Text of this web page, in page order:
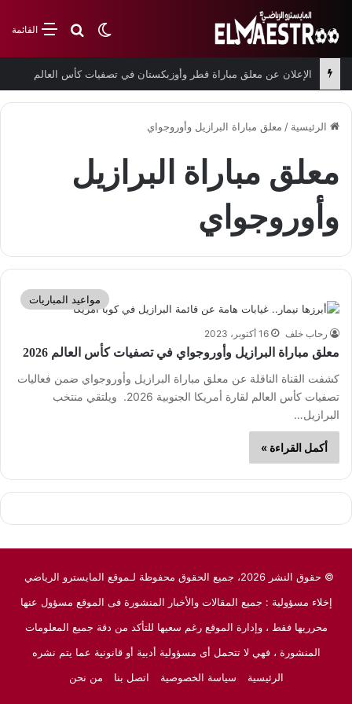
القائمةبحث عن
الوضع المظلم
الإعلان عن معلق مباراة قطر وأوزبكستان في تصفيات كأس العالم
الرئيسية / معلق مباراة البرازيل وأوروجواي
معلق مباراة البرازيل
وأوروجواي
مواعيد المباريات
رحاب خلف 16 أكتوبر، 2023
معلق مباراة البرازيل وأوروجواي في تصفيات كأس العالم 2026
كشفت القناة الناقلة عن معلق مباراة البرازيل وأوروجواي ضمن فعاليات
تصفيات كأس العالم لقارة أمريكا الجنوبية 2026. ويلتقي منتخب
البرازيل…
أكمل القراءة »
© حقوق النشر 2026، جميع الحقوق محفوظة لـموقع المايسترو الرياضي
إخلاء مسؤولية : جميع المقالات والأخبار المنشورة فى الموقع مسؤول عنها
محرريها فقط ، وإدارة الموقع رغم سعيها للتأكد من دقة جميع المعلومات
المنشورة ، فهي لا تتحمل أى مسؤولية أدبية أو قانونية عما يتم نشره
الرئيسية
سياسة الخصوصية اتصل بنا من نحن